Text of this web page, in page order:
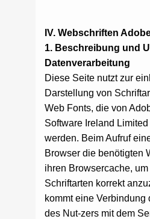
IV. Webschriften
1. Beschreibung und
Datenverarbeitung
Diese Seite nutzt zur
Darstellung von
Web Fonts, die von
Software Ireland
werden. Beim Aufruf
Browser die benötigten
ihren Browsercache, um
Schriftarten korrekt
kommt eine Verbindung
des Nut-zers mit dem